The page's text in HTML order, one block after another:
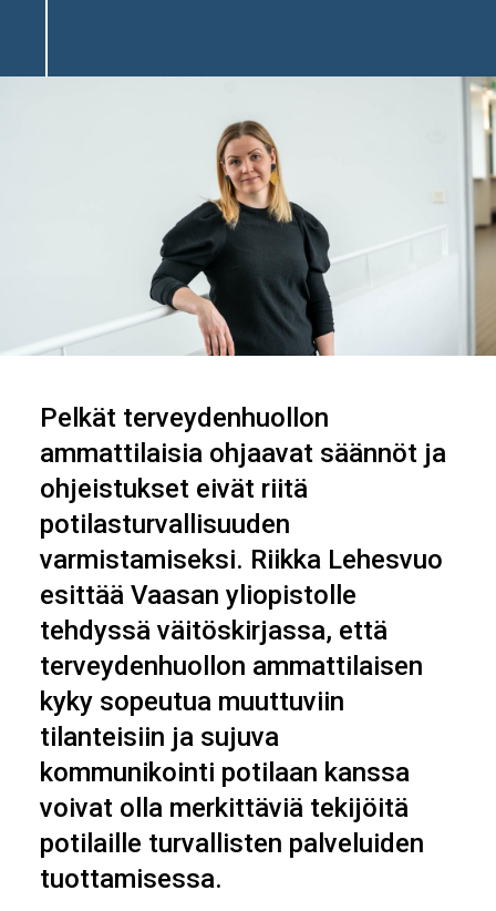
Pelkät terveydenhuollon
ammattilaisia ohjaavat säännöt ja
ohjeistukset eivät riitä
potilasturvallisuuden
varmistamiseksi. Riikka Lehesvuo
esittää Vaasan yliopistolle
tehdyssä väitöskirjassa, että
terveydenhuollon ammattilaisen
kyky sopeutua muuttuviin
tilanteisiin ja sujuva
kommunikointi potilaan kanssa
voivat olla merkittäviä tekijöitä
potilaille turvallisten palveluiden
tuottamisessa.